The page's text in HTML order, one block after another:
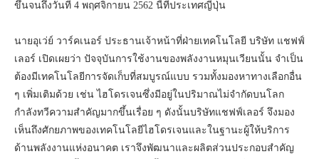
ขึ้นจนถึงวันที่ 4 พฤศจิกายน 2562 นี้ที่ประเทศญี่ปุ่น
นายอุเว่ย์ วาร์คเนอร์ ประธานเจ้าหน้าที่ฝ่ายเทคโนโลยี บริษัท แชฟฟ์
เลอร์ เปิดเผยว่า ปัจจุบันการใช้งานของพลังงานหมุนเวียนนั้น จำเป็น
ต้องมีเทคโนโลยีการจัดเก็บที่สมบูรณ์แบบ รวมทั้งมองหาทางเลือกอื่น
ๆ เพิ่มเติมด้วย เช่น ไฮโดรเจนซึ่งมีอยู่ในปริมาณไม่จำกัดบนโลก
กำลังทวีความสำคัญมากขึ้นเรื่อย ๆ ดังนั้นบริษัทแชฟฟ์เลอร์ จึงมอง
เห็นถึงศักยภาพของเทคโนโลยีไฮโดรเจนและในฐานะผู้ให้บริการ
ด้านพลังงานแห่งอนาคต เราจึงพัฒนาและผลิตส่วนประกอบสำคัญ